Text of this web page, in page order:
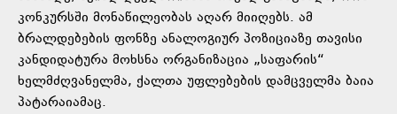
კონკურსში მონაწილეობას აღარ მიიღებს. ამ
ბრალდებების ფონზე ანალოგიურ პოზიციაზე თავისი
კანდიდატურა მოხსნა ორგანიზაცია „საფარის“
ხელმძღვანელმა, ქალთა უფლებების დამცველმა ბაია
პატარაიამაც.